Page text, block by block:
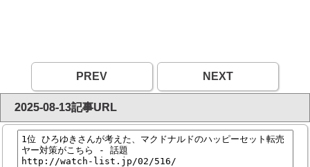
PREV NEXT
2025-08-13記事URL